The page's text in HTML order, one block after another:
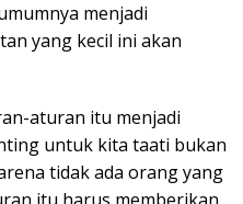
menjadi
yang kecil ini akan
aturan itu menjadi
untuk kita taati bukan
tidak ada orang yang